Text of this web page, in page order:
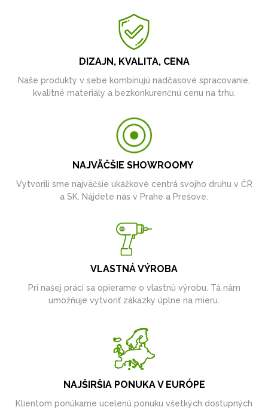
DIZAJN, KVALITA, CENA
Naše produkty v sebe kombinujú nadčasové spracovanie,
kvalitné materiály a bezkonkurenčnú cenu na trhu.
NAJVÄČŠIE SHOWROOMY
Vytvorili sme najväčšie ukážkové centrá svojho druhu v ČR
a SK. Nájdete nás v Prahe a Prešove.
VLASTNÁ VÝROBA
Pri našej práci sa opierame o vlastnú výrobu. Tá nám
umožňuje vytvoriť zákazky úplne na mieru.
NAJŠIRŠIA PONUKA V EURÓPE
Klientom ponúkame ucelenú ponuku všetkých dostupných